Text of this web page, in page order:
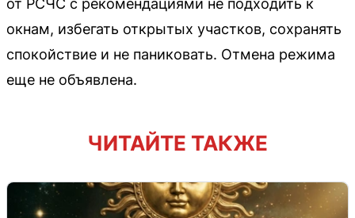
от РСЧС с рекомендациями не подходить к
окнам, избегать открытых участков, сохранять
спокойствие и не паниковать. Отмена режима
еще не объявлена.
ЧИТАЙТЕ ТАКЖЕ